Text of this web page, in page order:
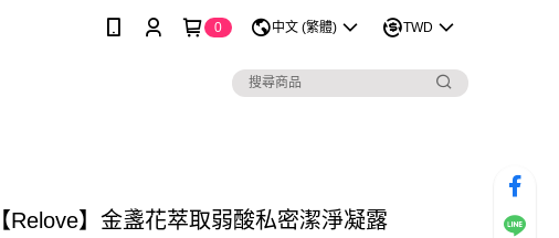
0 中文 (繁體) TWD
【Relove】金盞花萃取弱酸私密潔淨凝露